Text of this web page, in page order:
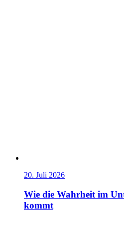
20. Juli 2026
Wie die Wahrheit im
kommt